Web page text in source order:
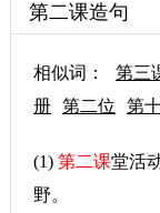
第二课造句
相似词： 第三
册 第二位 第
(1) 第二课堂活
野。